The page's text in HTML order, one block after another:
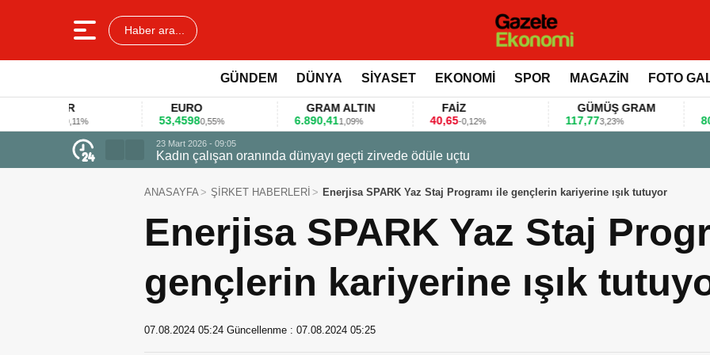
Haber ara...
GÜNDEM DÜNYA SİYASET EKONOMİ SPOR MAGAZİN FOTO
0,55%
GRAM ALTIN
1,09% -0,12%
GÜMÜŞ GRAM
3,23%
23 Mart 2026 - 07:12
Firmalar gıda fuarlarını bu anket ile değerlendirdi
ANASAYFA ŞİRKET HABERLERİ Enerjisa SPARK Yaz Staj Programı ile gençlerin kariyerine ışık tutuyor
Enerjisa SPARK Yaz Staj
gençlerin kariyerine ışık
07.08.2024 05:24 Güncellenme : 07.08.2024 05:25